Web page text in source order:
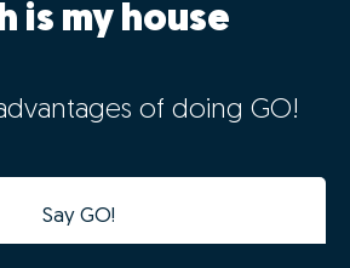
is my house
of doing GO!
Say GO!